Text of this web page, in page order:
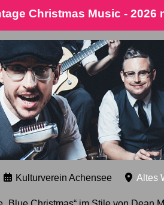
entführt sein Publikum in die
Christmas Music - 2026
Kulturverein Achensee Altes